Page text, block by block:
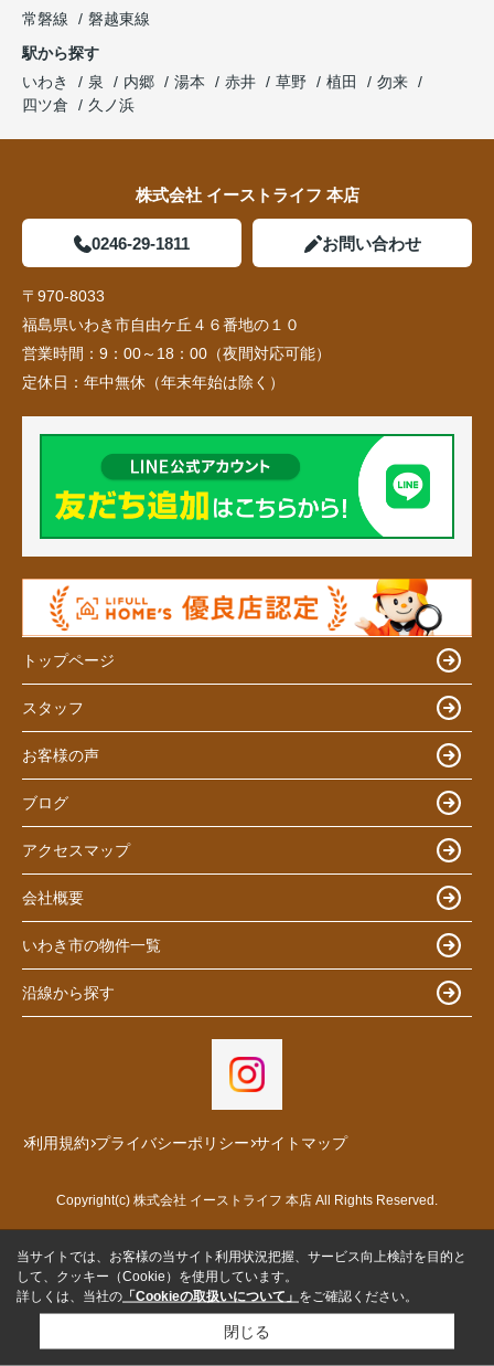
常磐線
磐越東線
駅から探す
いわき
泉 内郷 湯本 赤井 草野 植田
勿来
四ツ倉
久ノ浜
株式会社 イーストライフ 本店
0246-29-1811 お問い合わせ
〒970-8033
福島県いわき市自由ケ丘４６番地の１０
営業時間： 9：00～18：00（夜間対応可能）
定休日： 年中無休（年末年始は除く）
トップページ
スタッフ
お客様の声
ブログ
アクセスマップ
会社概要
いわき市の物件一覧
沿線から探す
利用規約 プライバシーポリシー サイトマップ
Copyright(c) 株式会社 イーストライフ 本店 All Rights Reserved.
当サイトでは、お客様の当サイト利用状況把握、サービス向上検討を目的と
して、クッキー（Cookie）を使用しています。
詳しくは、当社の 「Cookieの取扱いについて」 をご確認ください。
閉じる